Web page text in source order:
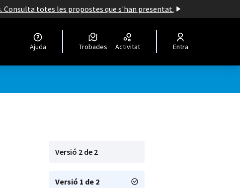
Consulta totes les propostes que s'han presentat.
Ajuda Trobades Activitat Entra
Versió 2 de 2
Versió 1 de 2